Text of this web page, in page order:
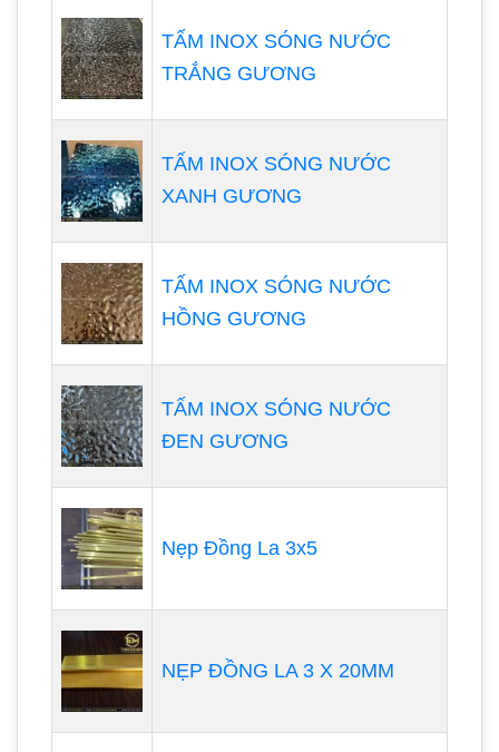
TẤM INOX SÓNG NƯỚC
TRẮNG GƯƠNG
TẤM INOX SÓNG NƯỚC
XANH GƯƠNG
TẤM INOX SÓNG NƯỚC
HỒNG GƯƠNG
TẤM INOX SÓNG NƯỚC
ĐEN GƯƠNG
Nẹp Đồng La 3x5
NẸP ĐỒNG LA 3 X 20MM